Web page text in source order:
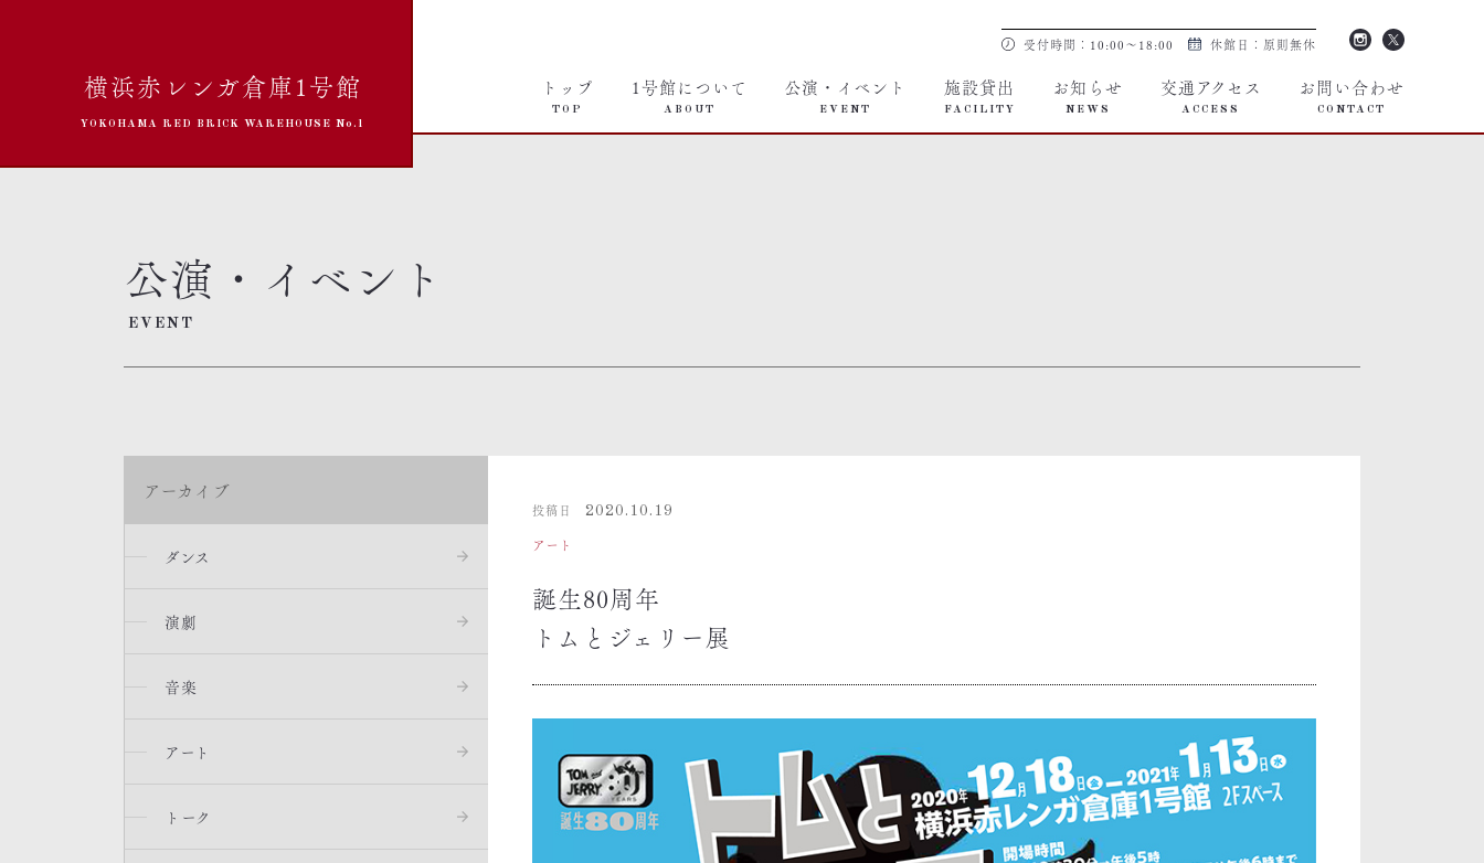
横浜赤レンガ倉庫1号館
YOKOHAMA RED BRICK WAREHOUSE No.1
トップ
TOP
1号館について
ABOUT
公演・イベント
EVENT
施設貸出
FACILITY
お知らせ
NEWS
交通アクセス
ACCESS
お問い合わせ
CONTACT
受付時間：10:00～18:00 休館日：原則無休
公演・イベント
EVENT
投稿日 2020.10.19
アート
誕生80周年
トムとジェリー展
アーカイブ
ダンス
演劇
音楽
アート
トーク